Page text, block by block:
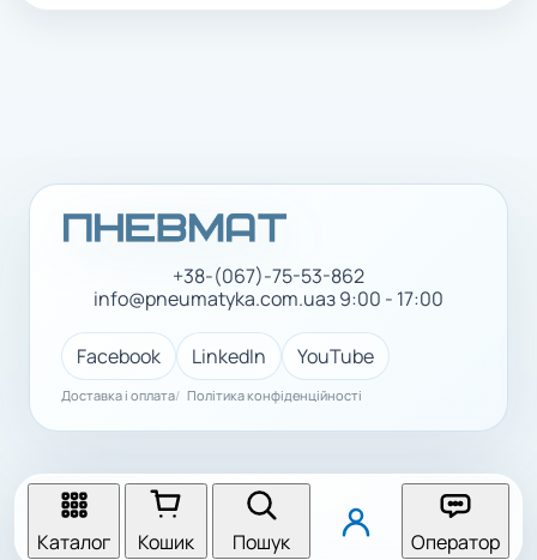
+38-(067)-75-53-862
info@pneumatyka.com.uaз 9:00 - 17:00
Facebook LinkedIn YouTube
Доставка і оплата Політика конфіденційності
Каталог Кошик Пошук Оператор